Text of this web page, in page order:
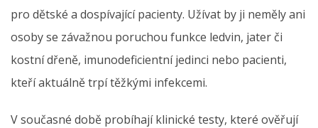
pro dětské a dospívající pacienty. Užívat by ji neměly ani
osoby se závažnou poruchou funkce ledvin, jater či
kostní dřeně, imunodeficientní jedinci nebo pacienti,
kteří aktuálně trpí těžkými infekcemi.
V současné době probíhají klinické testy, které ověřují